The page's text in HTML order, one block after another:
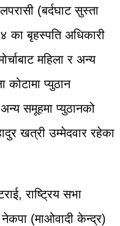
(बर्दघाट सुस्ता
का बृहस्पति अधिकारी
महिला र अन्य
कोटामा प्युठान
समूहमा प्युठानको
खत्री उम्मेदवार रहेका
राष्ट्रिय सभा
नेकपा (माओवादी केन्द्र)